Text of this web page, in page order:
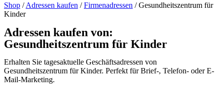
Shop /Adressen kaufen /Firmenadressen /Gesundheitszentrum für
Kinder
Adressen kaufen von:
Gesundheitszentrum für Kinder
Erhalten Sie tagesaktuelle Geschäftsadressen von
Gesundheitszentrum für Kinder. Perfekt für Brief-, Telefon- oder E-
Mail-Marketing.